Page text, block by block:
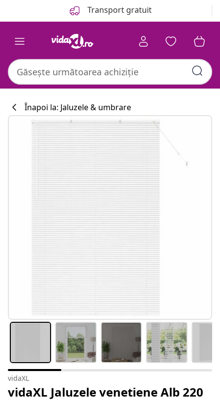
Transport gratuit
Înapoi la: Jaluzele & umbrare
vidaXL
vidaXL Jaluzele venetiene Alb 220